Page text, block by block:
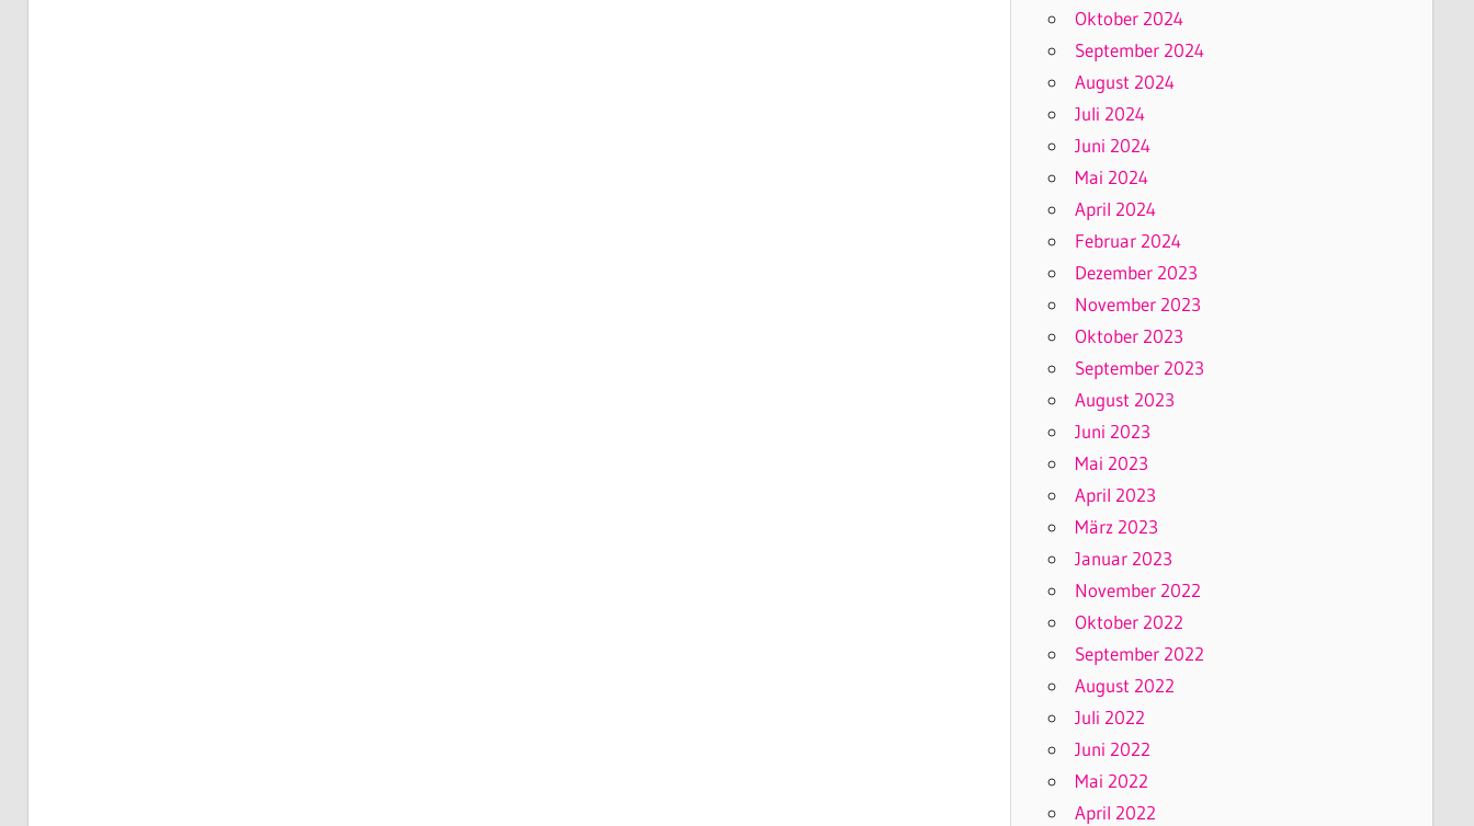
Oktober 2024
September 2024
August 2024
Juli 2024
Juni 2024
Mai 2024
April 2024
Februar 2024
Dezember 2023
November 2023
Oktober 2023
September 2023
August 2023
Juni 2023
Mai 2023
April 2023
März 2023
Januar 2023
November 2022
Oktober 2022
September 2022
August 2022
Juli 2022
Juni 2022
Mai 2022
April 2022